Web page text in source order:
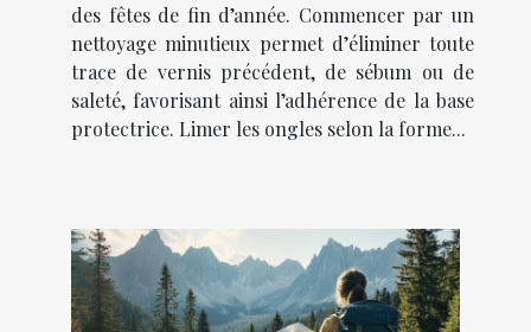
des fêtes de fin d’année. Commencer par un
nettoyage minutieux permet d’éliminer toute
trace de vernis précédent, de sébum ou de
saleté, favorisant ainsi l’adhérence de la base
protectrice. Limer les ongles selon la forme...